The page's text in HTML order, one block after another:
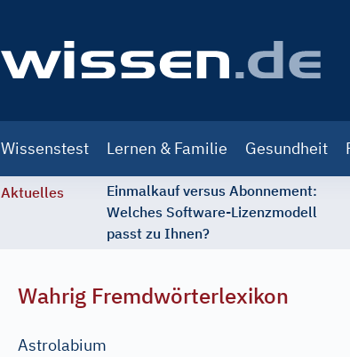
navigation
Wissenstest Lernen & Familie Gesundheit
Aktuelles
Einmalkauf versus Abonnement:
Welches Software-Lizenzmodell
passt zu Ihnen?
Wahrig Fremdwörterlexikon
Astrolabium